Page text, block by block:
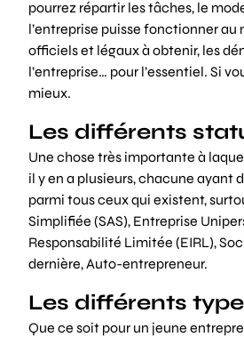
pourrez répartir les tâches, le
l’entreprise puisse fonctionner au
officiels et légaux à obtenir, les
l’entreprise… pour l’essentiel. Si
mieux.
Les différents
Une chose très importante à
il y en a plusieurs, chacune ayant
parmi tous ceux qui existent,
Simplifiée (SAS), Entreprise
Responsabilité Limitée (EIRL),
dernière, Auto-entrepreneur.
Les différents
Que ce soit pour un jeune